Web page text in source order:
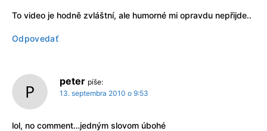
To video je hodně zvláštní, ale humorné mi opravdu nepřijde..
Odpovedať
peter píše:
13. septembra 2010 o 9:53
lol, no comment…jedným slovom úbohé